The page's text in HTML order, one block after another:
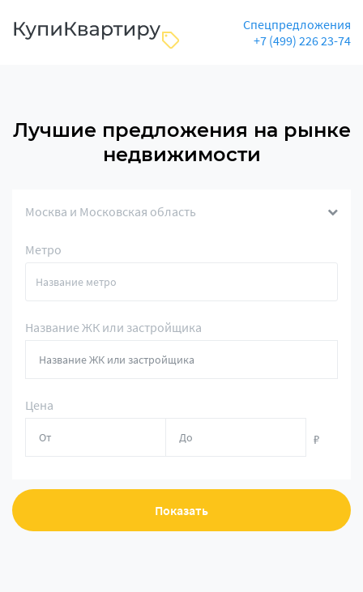
Спецпредложения
+7 (499) 226 23-74
Лучшие предложения на рынке
недвижимости
Москва и Московская область
Метро
Название ЖК или застройщика
Цена
₽
Показать